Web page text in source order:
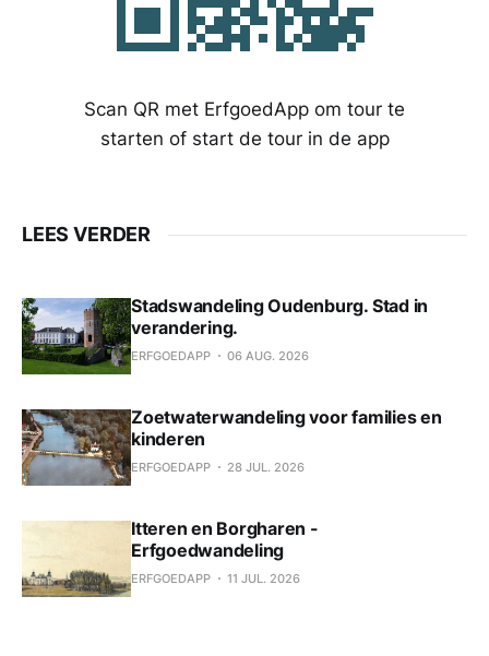
Scan QR met ErfgoedApp om tour te
starten of start de tour in de app
LEES VERDER
Stadswandeling Oudenburg. Stad in
verandering.
ERFGOEDAPP 06 AUG. 2026
Zoetwaterwandeling voor families en
kinderen
ERFGOEDAPP 28 JUL. 2026
Itteren en Borgharen -
Erfgoedwandeling
ERFGOEDAPP 11 JUL. 2026